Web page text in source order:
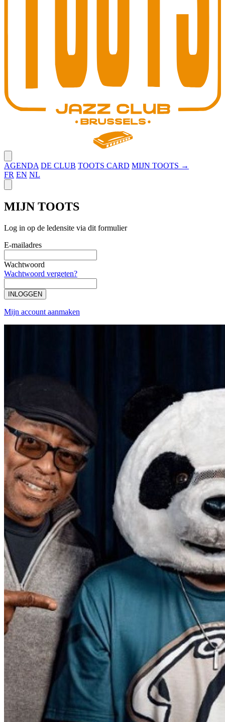
AGENDA DE CLUB TOOTS CARD MIJN TOOTS →
FR EN NL
MIJN TOOTS
Log in op de ledensite via dit formulier
E-mailadres
Wachtwoord
Wachtwoord vergeten?
INLOGGEN
Mijn account aanmaken